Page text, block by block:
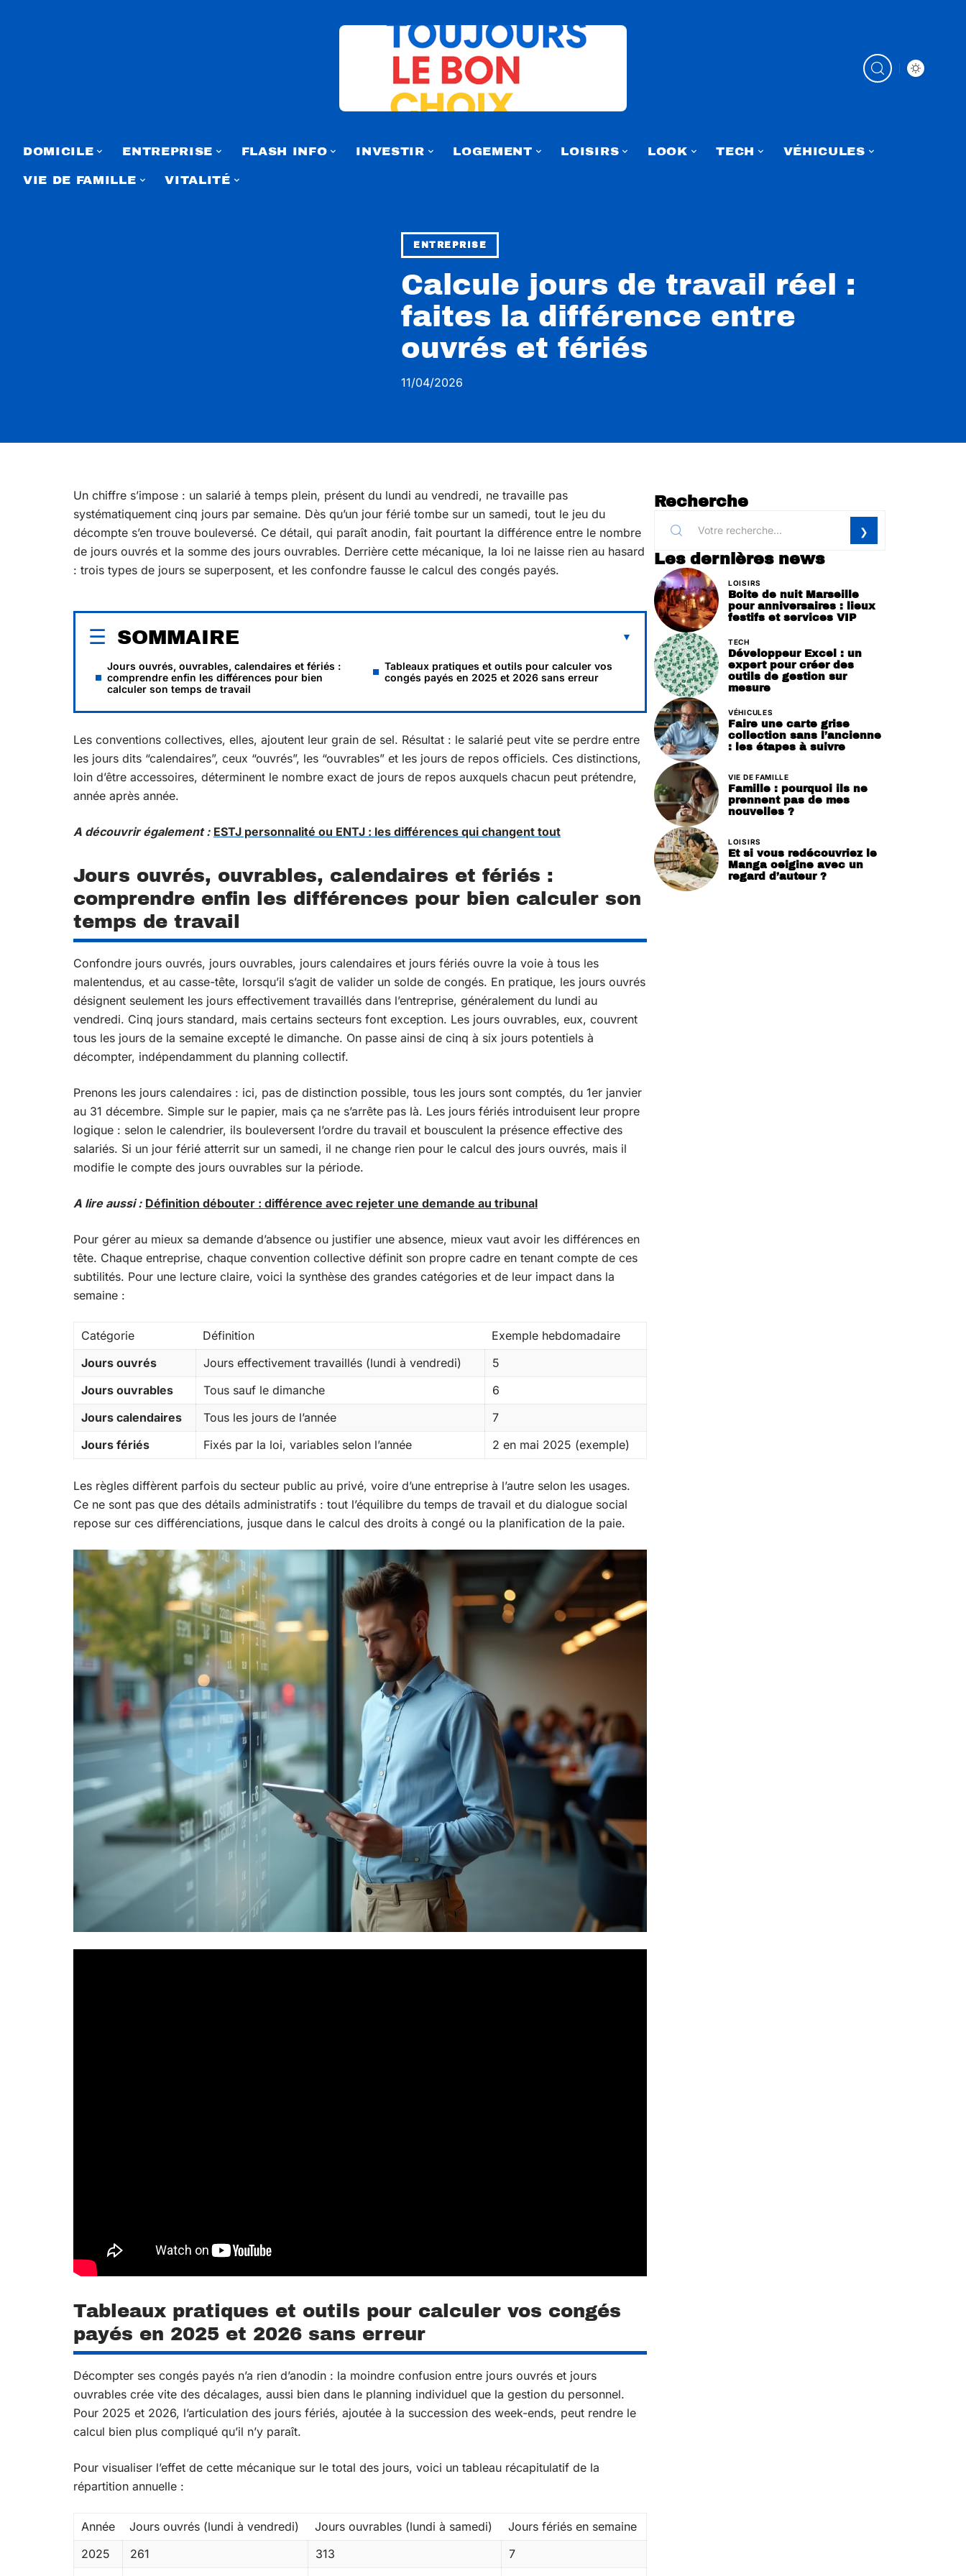
DOMICILE ENTREPRISE FLASH INFO INVESTIR LOGEMENT LOISIRS LOOK TECH VÉHICULES
VIE DE FAMILLE VITALITÉ
ENTREPRISE
Calcule jours de travail réel :
faites la différence entre
ouvrés et fériés
11/04/2026
Un chiffre s’impose : un salarié à temps plein, présent du lundi au vendredi, ne travaille pas
systématiquement cinq jours par semaine. Dès qu’un jour férié tombe sur un samedi, tout le jeu du
décompte s’en trouve bouleversé. Ce détail, qui paraît anodin, fait pourtant la différence entre le nombre
de jours ouvrés et la somme des jours ouvrables. Derrière cette mécanique, la loi ne laisse rien au hasard
: trois types de jours se superposent, et les confondre fausse le calcul des congés payés.
SOMMAIRE
Jours ouvrés, ouvrables, calendaires et fériés :
comprendre enfin les différences pour bien
calculer son temps de travail
Tableaux pratiques et outils pour calculer vos
congés payés en 2025 et 2026 sans erreur
Les conventions collectives, elles, ajoutent leur grain de sel. Résultat : le salarié peut vite se perdre entre
les jours dits “calendaires”, ceux “ouvrés”, les “ouvrables” et les jours de repos officiels. Ces distinctions,
loin d’être accessoires, déterminent le nombre exact de jours de repos auxquels chacun peut prétendre,
année après année.
A découvrir également : ESTJ personnalité ou ENTJ : les différences qui changent tout
Jours ouvrés, ouvrables, calendaires et fériés :
comprendre enfin les différences pour bien calculer son
temps de travail
Confondre jours ouvrés, jours ouvrables, jours calendaires et jours fériés ouvre la voie à tous les
malentendus, et au casse-tête, lorsqu’il s’agit de valider un solde de congés. En pratique, les jours ouvrés
désignent seulement les jours effectivement travaillés dans l’entreprise, généralement du lundi au
vendredi. Cinq jours standard, mais certains secteurs font exception. Les jours ouvrables, eux, couvrent
tous les jours de la semaine excepté le dimanche. On passe ainsi de cinq à six jours potentiels à
décompter, indépendamment du planning collectif.
Prenons les jours calendaires : ici, pas de distinction possible, tous les jours sont comptés, du 1er janvier
au 31 décembre. Simple sur le papier, mais ça ne s’arrête pas là. Les jours fériés introduisent leur propre
logique : selon le calendrier, ils bouleversent l’ordre du travail et bousculent la présence effective des
salariés. Si un jour férié atterrit sur un samedi, il ne change rien pour le calcul des jours ouvrés, mais il
modifie le compte des jours ouvrables sur la période.
A lire aussi : Définition débouter : différence avec rejeter une demande au tribunal
Pour gérer au mieux sa demande d’absence ou justifier une absence, mieux vaut avoir les différences en
tête. Chaque entreprise, chaque convention collective définit son propre cadre en tenant compte de ces
subtilités. Pour une lecture claire, voici la synthèse des grandes catégories et de leur impact dans la
semaine :
Catégorie Définition
Exemple hebdomadaire
Jours ouvrés
Jours effectivement travaillés (lundi à vendredi)
5
Jours ouvrables
Tous sauf le dimanche
6
Jours calendaires
Tous les jours de l’année
7
Jours fériés
Fixés par la loi, variables selon l’année 2 en mai 2025 (exemple)
Les règles diffèrent parfois du secteur public au privé, voire d’une entreprise à l’autre selon les usages.
Ce ne sont pas que des détails administratifs : tout l’équilibre du temps de travail et du dialogue social
repose sur ces différenciations, jusque dans le calcul des droits à congé ou la planification de la paie.
Tableaux pratiques et outils pour calculer vos congés
payés en 2025 et 2026 sans erreur
Décompter ses congés payés n’a rien d’anodin : la moindre confusion entre jours ouvrés et jours
ouvrables crée vite des décalages, aussi bien dans le planning individuel que la gestion du personnel.
Pour 2025 et 2026, l’articulation des jours fériés, ajoutée à la succession des week-ends, peut rendre le
calcul bien plus compliqué qu’il n’y paraît.
Pour visualiser l’effet de cette mécanique sur le total des jours, voici un tableau récapitulatif de la
répartition annuelle :
Année Jours ouvrés (lundi à vendredi) Jours ouvrables (lundi à samedi)
Jours fériés en semaine
2025
261 313
7
Recherche
Les dernières news
LOISIRS
Boite de nuit Marseille
pour anniversaires : lieux
festifs et services VIP
TECH
Développeur Excel : un
expert pour créer des
outils de gestion sur
mesure
VÉHICULES
Faire une carte grise
collection sans l’ancienne
: les étapes à suivre
VIE DE FAMILLE
Famille : pourquoi ils ne
prennent pas de mes
nouvelles ?
LOISIRS
Et si vous redécouvriez le
Manga oeigine avec un
regard d’auteur ?